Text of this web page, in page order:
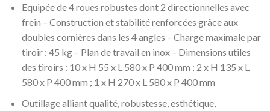
Equipée de 4 roues robustes dont 2 directionnelles avec
frein – Construction et stabilité renforcées grâce aux
doubles cornières dans les 4 angles – Charge maximale par
tiroir : 45 kg – Plan de travail en inox – Dimensions utiles
des tiroirs : 10 x H 55 x L 580 x P 400 mm ; 2 x H 135 x L
580 x P 400 mm ; 1 x H 270 x L 580 x P 400 mm
Outillage alliant qualité, robustesse, esthétique,